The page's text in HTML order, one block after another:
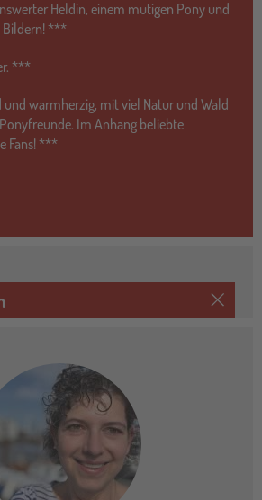
Heldin, einem mutigen Pony und
Bildern! ***
***
warmherzig, mit viel Natur und Wald
Im Anhang beliebte
Fans! ***